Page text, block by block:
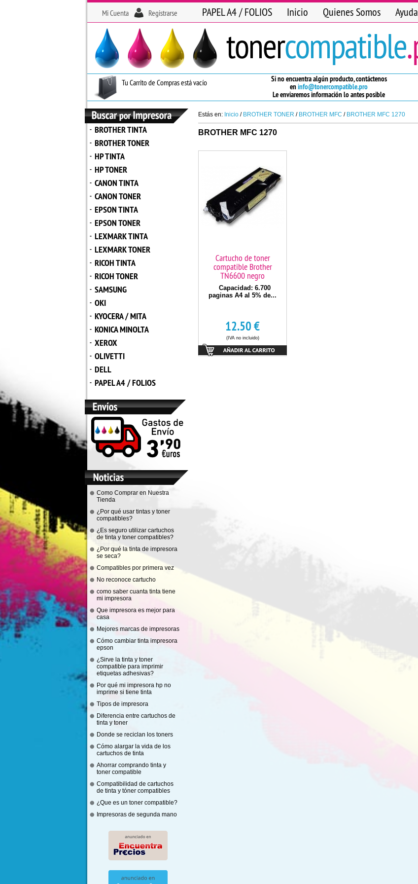
Mi Cuenta Registrarse PAPEL A4 / FOLIOS Inicio Quienes Somos Ayuda
Si no encuentra algún producto, contáctenos
eninfo@tonercompatible.pro
Le enviaremos información lo antes posible
Tu Carrito de Compras está vacío
- BROTHER TINTA
- BROTHER TONER
- HP TINTA
- HP TONER
- CANON TINTA
- CANON TONER
- EPSON TINTA
- EPSON TONER
- LEXMARK TINTA
- LEXMARK TONER
- RICOH TINTA
- RICOH TONER
- SAMSUNG
- OKI
- KYOCERA / MITA
- KONICA MINOLTA
- XEROX
- OLIVETTI
- DELL
- PAPEL A4 / FOLIOS
Como Comprar en Nuestra
Tienda
¿Por qué usar tintas y toner
compatibles?
¿Es seguro utilizar cartuchos
de tinta y toner compatibles?
¿Por qué la tinta de impresora
se seca?
Compatibles por primera vez
No reconoce cartucho
como saber cuanta tinta tiene
mi impresora
Que impresora es mejor para
casa
Mejores marcas de impresoras
Cómo cambiar tinta impresora
epson
¿Sirve la tinta y toner
compatible para imprimir
etiquetas adhesivas?
Por qué mi impresora hp no
imprime si tiene tinta
Tipos de impresora
Diferencia entre cartuchos de
tinta y toner
Donde se reciclan los toners
Cómo alargar la vida de los
cartuchos de tinta
Ahorrar comprando tinta y
toner compatible
Compatibilidad de cartuchos
de tinta y tóner compatibles
¿Que es un toner compatible?
Impresoras de segunda mano
Estás en: Inicio / BROTHER TONER / BROTHER MFC / BROTHER MFC 1270
BROTHER MFC 1270
Cartucho de toner
compatible Brother
TN6600 negro
Capacidad: 6.700
paginas A4 al 5% de...
12.50€
(IVA no incluido)